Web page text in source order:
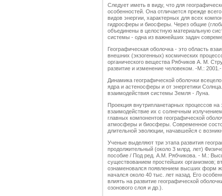
Следует иметь в виду, что для
особенностей. Она отличается прежде
видов энергии, характерных для всех
гидросферы и биосферы. Через общие
объединены в целостную материальную
системы - одна из важнейших задач
Географическая оболочка - это область
внешних (экзогенных) космических
органического вещества Рябчиков А. М.
развитие и изменение человеком. -М.:
Динамика географической оболочки
ядра и астеносферы и от энергетики
взаимодействия системы Земля - Луна.
Проекция внутрипланетарных процессов
взаимодействие их с солнечным
главных компонентов географической
атмосферы и биосферы. Современное
длительной эволюции, начавшейся с
Ученые выделяют три этапа развития
продолжительный (около 3 млрд. лет)
пособие / Под ред. А.М. Рябчикова. - М.:
существованием простейших организмов;
ознаменовался появлением высших форм
начался около 40 тыс. лет назад. Его
влиять на развитие географической
озонового слоя и др.).